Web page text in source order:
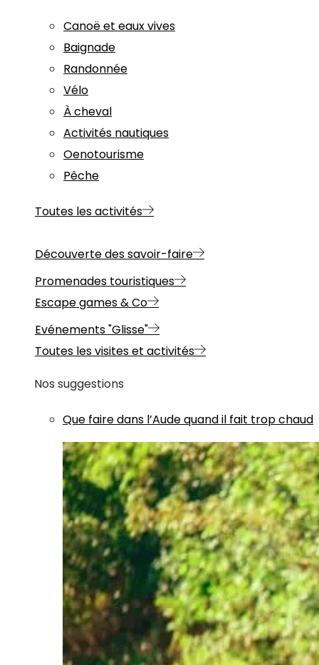
Canoë et eaux vives
Baignade
Randonnée
Vélo
À cheval
Activités nautiques
Oenotourisme
Pêche
Toutes les activités
Découverte des savoir-faire
Promenades touristiques
Escape games & Co
Evénements "Glisse"
Toutes les visites et activités
Nos suggestions
Que faire dans l’Aude quand il fait trop chaud